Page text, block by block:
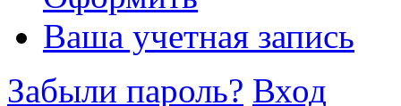
Ваша учетная запись
Забыли пароль? Вход